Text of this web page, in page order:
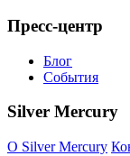
Пресс-центр
Блог
События
Silver Mercury
O Silver Mercury